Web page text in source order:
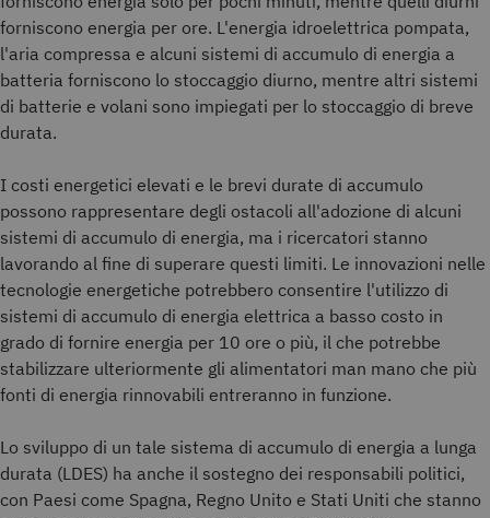
forniscono energia per ore. L'energia idroelettrica pompata,
l'aria compressa e alcuni sistemi di accumulo di energia a
batteria forniscono lo stoccaggio diurno, mentre altri sistemi
di batterie e volani sono impiegati per lo stoccaggio di breve
durata.
I costi energetici elevati e le brevi durate di accumulo
possono rappresentare degli ostacoli all'adozione di alcuni
sistemi di accumulo di energia, ma i ricercatori stanno
lavorando al fine di superare questi limiti. Le innovazioni nelle
tecnologie energetiche potrebbero consentire l'utilizzo di
sistemi di accumulo di energia elettrica a basso costo in
grado di fornire energia per 10 ore o più, il che potrebbe
stabilizzare ulteriormente gli alimentatori man mano che più
fonti di energia rinnovabili entreranno in funzione.
Lo sviluppo di un tale sistema di accumulo di energia a lunga
durata (LDES) ha anche il sostegno dei responsabili politici,
con Paesi come Spagna, Regno Unito e Stati Uniti che stanno